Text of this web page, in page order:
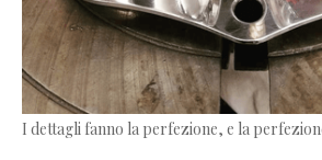
I dettagli fanno la perfezione, e la